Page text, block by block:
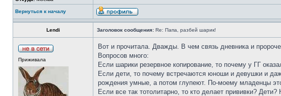
Вернуться к началу
Lendi Заголовок сообщения: Re: Папа, разбей шарик!
Приживала
Вот и прочитала. Дважды. В чем связь дневника и
Вопросов много:
Если шарики резервное копирование, то почему у ГГ
Если дети, то почему встречаются юноши и девушки и
рождения умные, а потом глупеют. По-моему младенцы
Если все так тотолитарно, то кто делает прививки?